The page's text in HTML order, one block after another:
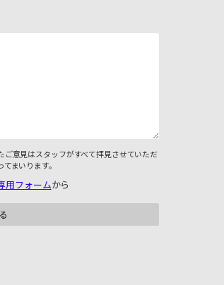
ご意見はスタッフがすべて拝見させていただ
まいります。
用フォームから